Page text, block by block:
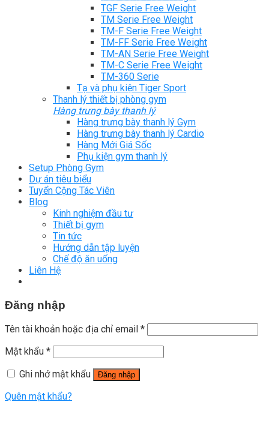
TGF Serie Free Weight
TM Serie Free Weight
TM-F Serie Free Weight
TM-FF Serie Free Weight
TM-AN Serie Free Weight
TM-C Serie Free Weight
TM-360 Serie
Tạ và phụ kiện Tiger Sport
Thanh lý thiết bị phòng gym
Hàng trưng bày thanh lý
Hàng trưng bày thanh lý Gym
Hàng trưng bày thanh lý Cardio
Hàng Mới Giá Sốc
Phụ kiện gym thanh lý
Setup Phòng Gym
Dự án tiêu biểu
Tuyển Cộng Tác Viên
Blog
Kinh nghiệm đầu tư
Thiết bị gym
Tin tức
Hướng dẫn tập luyện
Chế độ ăn uống
Liên Hệ
Đăng nhập
Tên tài khoản hoặc địa chỉ email *
Mật khẩu *
Ghi nhớ mật khẩu
Đăng nhập
Quên mật khẩu?